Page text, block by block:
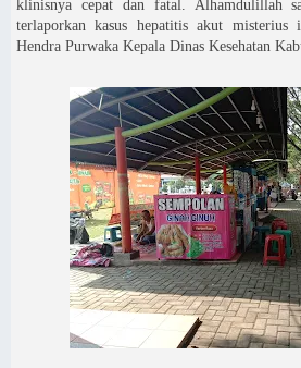
klinisnya cepat dan fatal. Alhamdulillah
terlaporkan kasus hepatitis akut misterius
Hendra Purwaka Kepala Dinas Kesehatan